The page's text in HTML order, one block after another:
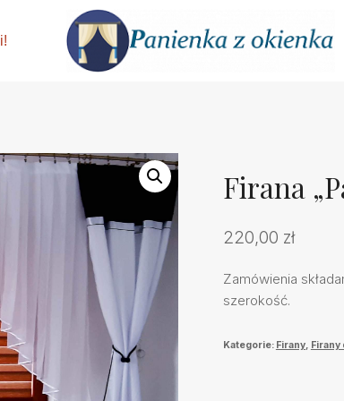
Firana
220,00 zł
Zamówienia
szerokość.
Kategorie: Firany, Firany